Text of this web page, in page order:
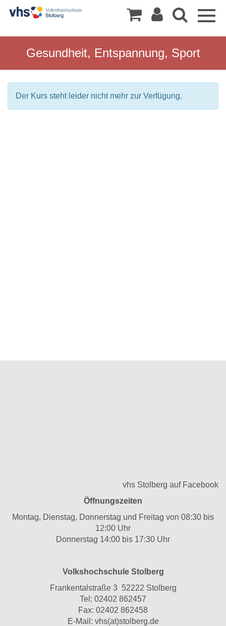
Gesundheit, Entspannung, Sport
Der Kurs steht leider nicht mehr zur Verfügung.
vhs Stolberg auf Facebook
Öffnungszeiten
Montag, Dienstag, Donnerstag und Freitag von 08:30 bis
12:00 Uhr
Donnerstag 14:00 bis 17:30 Uhr
Volkshochschule Stolberg
Frankentalstraße 3 52222 Stolberg
Tel: 02402 862457
Fax: 02402 862458
E-Mail: vhs(at)stolberg.de